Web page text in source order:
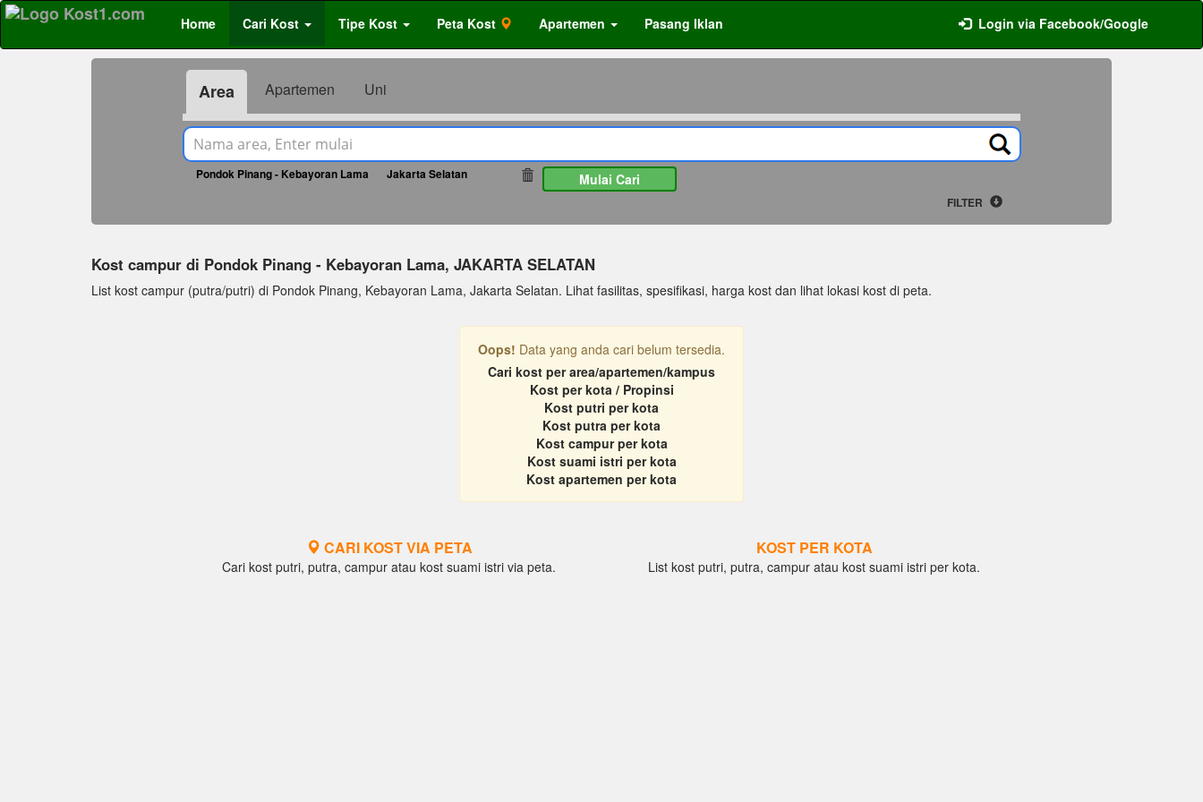
Home Cari Kost Tipe Kost Peta Kost Apartemen Pasang Iklan Login via Facebook/Google
Area Apartemen Uni
Pondok Pinang - Kebayoran Lama Jakarta Selatan Mulai Cari
FILTER
Kost campur di Pondok Pinang - Kebayoran Lama, JAKARTA SELATAN
List kost campur (putra/putri) di Pondok Pinang, Kebayoran Lama, Jakarta Selatan. Lihat fasilitas, spesifikasi, harga kost dan lihat lokasi kost di peta.
Oops! Data yang anda cari belum tersedia.
Cari kost per area/apartemen/kampus
Kost per kota / Propinsi
Kost putri per kota
Kost putra per kota
Kost campur per kota
Kost suami istri per kota
Kost apartemen per kota
CARI KOST VIA PETA
Cari kost putri, putra, campur atau kost suami istri via peta.
KOST PER KOTA
List kost putri, putra, campur atau kost suami istri per kota.